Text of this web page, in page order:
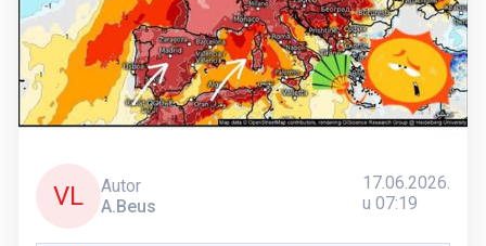
VL
Autor
A.Beus
17.06.2026.
u 07:19